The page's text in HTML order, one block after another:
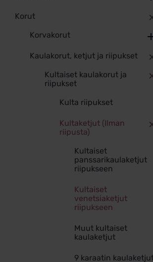
Korut
Korvakorut
Kaulakorut, ketjut ja riipukset
Kultaiset kaulakorut ja
riipukset
Kulta riipukset
Kultaketjut (Ilman
riipusta)
Kultaiset
panssarikaulaketjut
riipukseen
Kultaiset
venetsiaketjut
riipukseen
Muut kultaiset
kaulaketjut
9 karaatin